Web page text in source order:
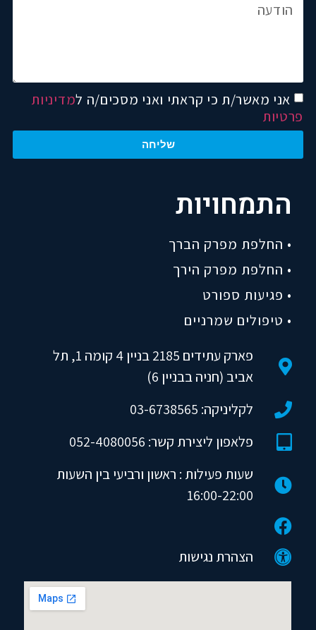
אני מאשר/ת כי קראתי ואני מסכים/ה למדיניות
פרטיות
שליחה
התמחויות
• החלפת מפרק הברך
• החלפת מפרק הירך
• פגיעות ספורט
• טיפולים שמרניים
פארק עתידים 2185 בניין 4 קומה 1, תל
אביב (חניה בבניין 6)
לקליניקה: 03-6738565
פלאפון ליצירת קשר: 052-4080056
שעות פעילות : ראשון ורביעי בין השעות
16:00-22:00
הצהרת נגישות